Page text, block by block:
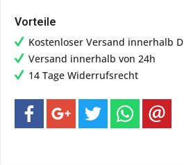
Vorteile
Kostenloser Versand innerhalb D
Versand innerhalb von 24h
14 Tage Widerrufsrecht